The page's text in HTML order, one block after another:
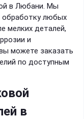
в Любани. Мы
обработку любых
мелких деталей,
и
можете заказать
по доступным
в